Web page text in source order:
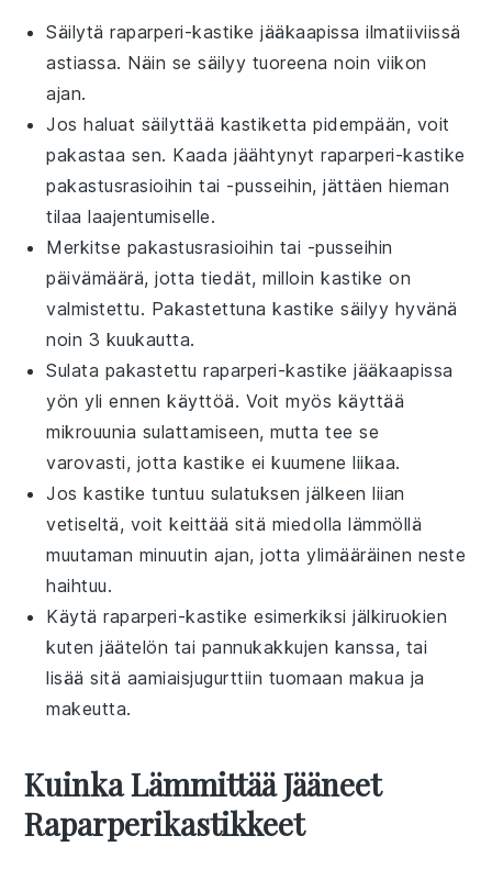
Säilytäraparperi-kastike jääkaapissa ilmatiiviissä
astiassa. Näin se säilyy tuoreena noin viikon
ajan.
Jos haluat säilyttää kastiketta pidempään, voit
pakastaa sen. Kaada jäähtynytraparperi-kastike
pakastusrasioihin tai -pusseihin, jättäen hieman
tilaa laajentumiselle.
Merkitse pakastusrasioihin tai -pusseihin
päivämäärä, jotta tiedät, milloin kastike on
valmistettu. Pakastettuna kastike säilyy hyvänä
noin 3 kuukautta.
Sulata pakastetturaparperi-kastike jääkaapissa
yön yli ennen käyttöä. Voit myös käyttää
mikrouunia sulattamiseen, mutta tee se
varovasti, jotta kastike ei kuumene liikaa.
Jos kastike tuntuu sulatuksen jälkeen liian
vetiseltä, voit keittää sitä miedolla lämmöllä
muutaman minuutin ajan, jotta ylimääräinen neste
haihtuu.
Käytäraparperi-kastike esimerkiksijälkiruokien
kutenjäätelön tai pannukakkujen kanssa, tai
lisää sitä aamiaisjugurttiin tuomaan makua ja
makeutta.
Kuinka Lämmittää Jääneet
Raparperikastikkeet